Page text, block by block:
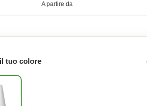
A partire da
tuo colore